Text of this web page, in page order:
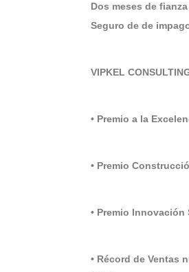
Dos meses de
Seguro de de
VIPKEL
• Premio a la
• Premio
• Premio
• Récord de Ventas